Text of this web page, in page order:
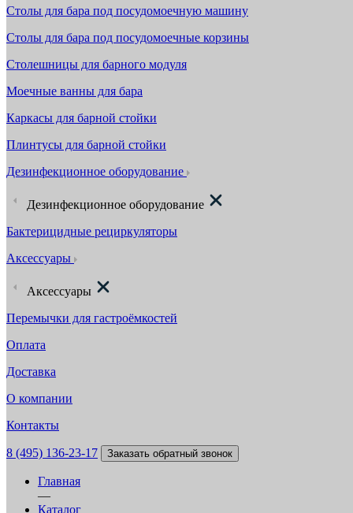
Столы для бара под посудомоечную машину
Столы для бара под посудомоечные корзины
Столешницы для барного модуля
Моечные ванны для бара
Каркасы для барной стойки
Плинтусы для барной стойки
Дезинфекционное оборудование
Дезинфекционное оборудование
Бактерицидные рециркуляторы
Аксессуары
Аксессуары
Перемычки для гастроёмкостей
Оплата
Доставка
О компании
Контакты
8 (495) 136-23-17 Заказать обратный звонок
Главная
—
Каталог